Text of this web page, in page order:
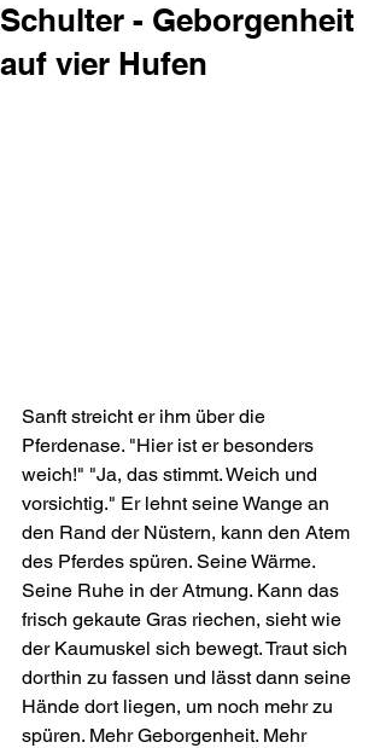
Schulter - Geborgenheit
auf vier Hufen
Sanft streicht er ihm über die
Pferdenase. "Hier ist er besonders
weich!" "Ja, das stimmt. Weich und
vorsichtig." Er lehnt seine Wange an
den Rand der Nüstern, kann den Atem
des Pferdes spüren. Seine Wärme.
Seine Ruhe in der Atmung. Kann das
frisch gekaute Gras riechen, sieht wie
der Kaumuskel sich bewegt. Traut sich
dorthin zu fassen und lässt dann seine
Hände dort liegen, um noch mehr zu
spüren. Mehr Geborgenheit. Mehr